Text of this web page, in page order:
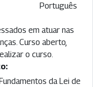
Português
em atuar nas
Curso aberto,
o curso.
da Lei de